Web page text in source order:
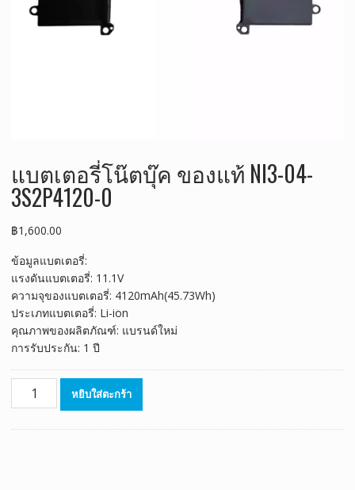
แบตเตอรี่โน๊ตบุ๊ค ของแท้ NI3-04-
3S2P4120-0
฿1,600.00
ข้อมูลแบตเตอรี่:
แรงดันแบตเตอรี่: 11.1V
ความจุของแบตเตอรี่: 4120mAh(45.73Wh)
ประเภทแบตเตอรี่: Li-ion
คุณภาพของผลิตภัณฑ์: แบรนด์ใหม่
การรับประกัน: 1 ปี
จำนวน
แบตเตอรี่
หยิบใส่ตะกร้า